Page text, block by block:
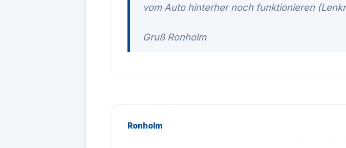
vom Auto hinterher noch funktionieren
Gruß Ronholm
Ronholm